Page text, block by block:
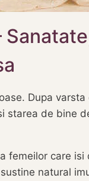
Dupa
starea de bine
femeilor care isi
natural